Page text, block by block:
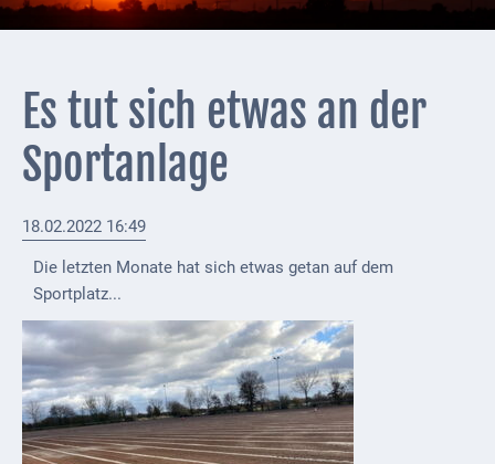
Impressionen
Nachrichtenarchiv
Verbandsgemeinde
Deidesheim
Polizei +
Feuerwehrmeldungen
Externe
Behörden
Gottesdienste
Infrastruktur
und
Es tut sich etwas an der
Sportanlage
18.02.2022 16:49
Die letzten Monate hat sich etwas getan auf dem
Sportplatz...